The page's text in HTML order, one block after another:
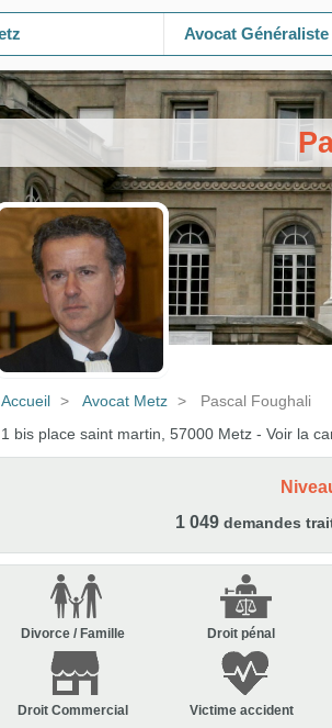
Avocat Généraliste
Accueil Avocat Metz
Pascal Foughali
1 bis place saint martin, 57000 Metz - Voir la
1 049demandes
Divorce / Famille Droit pénal
Droit Commercial Victime accident